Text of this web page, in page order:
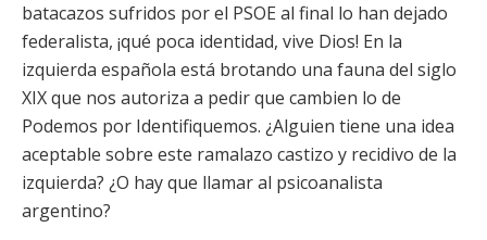
batacazos sufridos por el PSOE al final lo han dejado
federalista, ¡qué poca identidad, vive Dios! En la
izquierda española está brotando una fauna del siglo
XIX que nos autoriza a pedir que cambien lo de
Podemos por Identifiquemos. ¿Alguien tiene una idea
aceptable sobre este ramalazo castizo y recidivo de la
izquierda? ¿O hay que llamar al psicoanalista
argentino?